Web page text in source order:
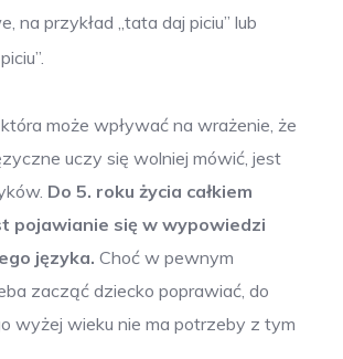
na przykład ,,tata daj piciu” lub
może wpływać na wrażenie, że
uczy się wolniej mówić, jest
Do 5. roku życia całkiem
pojawianie się w wypowiedzi
języka. Choć w pewnym
zacząć dziecko poprawiać, do
wyżej wieku nie ma potrzeby z tym